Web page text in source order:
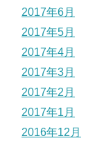
2017年6月
2017年5月
2017年4月
2017年3月
2017年2月
2017年1月
2016年12月